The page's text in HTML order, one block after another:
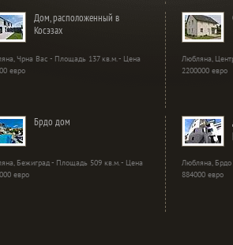
Дом, расположенный в
Косэзах
Чрна Вас - Площадь 137 кв.м. - Цена
евро
Любляна,
2200000 евро
Брдо дом
Бежиград - Площадь 509 кв.м. - Цена
евро
Любляна,
884000 евро